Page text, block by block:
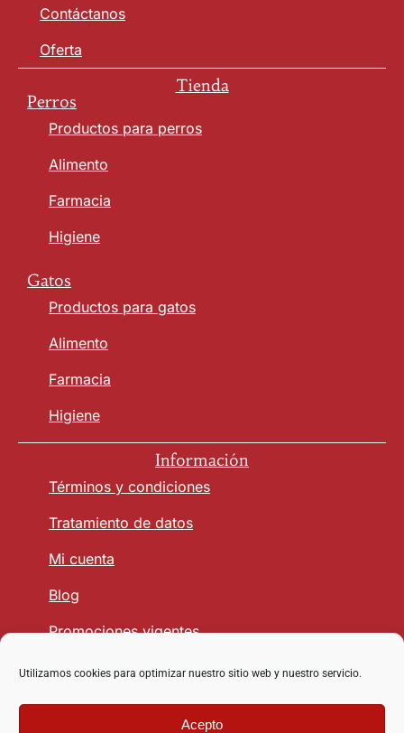
Utilizamos cookies para optimizar nuestro sitio web y nuestro servicio.
Acepto
Contáctanos
Oferta
Tienda
Perros
Productos para perros
Alimento
Farmacia
Higiene
Gatos
Productos para gatos
Alimento
Farmacia
Higiene
Información
Términos y condiciones
Tratamiento de datos
Mi cuenta
Blog
Promociones vigentes
Seguridad y Confianza